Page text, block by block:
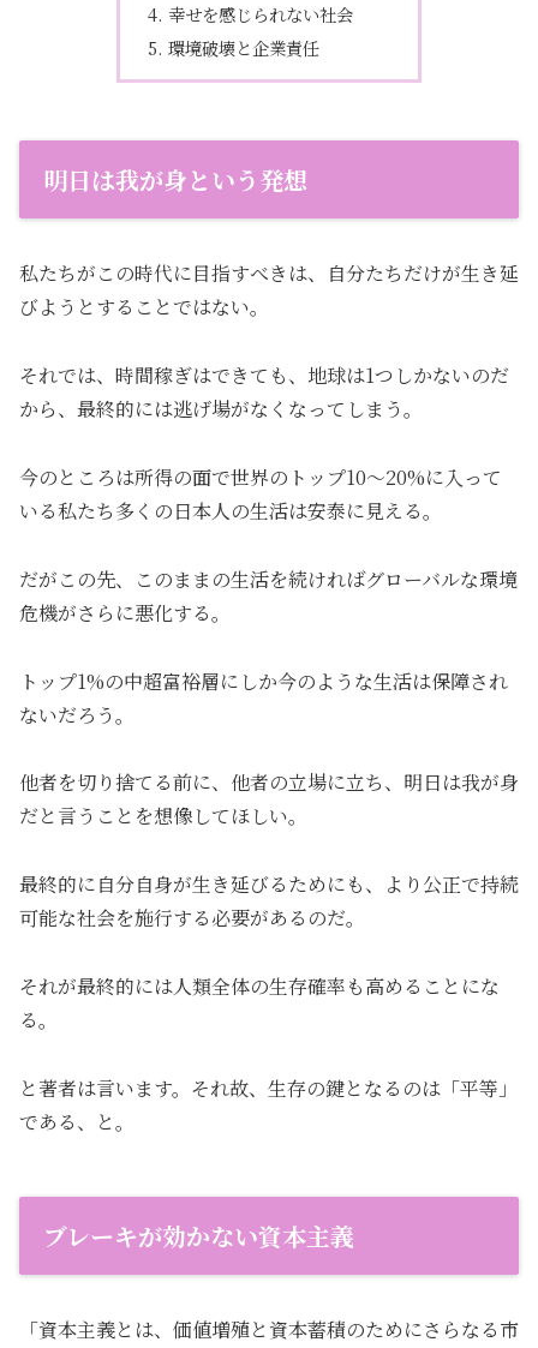
幸せを感じられない社会
環境破壊と企業責任
明日は我が身という発想
私たちがこの時代に目指すべきは、自分たちだけが生き延
びようとすることではない。
それでは、時間稼ぎはできても、地球は1つしかないのだ
から、最終的には逃げ場がなくなってしまう。
今のところは所得の面で世界のトップ10〜20%に入って
いる私たち多くの日本人の生活は安泰に見える。
だがこの先、このままの生活を続ければグローバルな環境
危機がさらに悪化する。
トップ1%の中超富裕層にしか今のような生活は保障され
ないだろう。
他者を切り捨てる前に、他者の立場に立ち、明日は我が身
だと言うことを想像してほしい。
最終的に自分自身が生き延びるためにも、より公正で持続
可能な社会を施行する必要があるのだ。
それが最終的には人類全体の生存確率も高めることにな
る。
と著者は言います。それ故、生存の鍵となるのは「平等」
である、と。
ブレーキが効かない資本主義
「資本主義とは、価値増殖と資本蓄積のためにさらなる市